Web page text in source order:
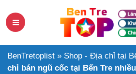
BenTretoplist » Shop - Địa chỉ tại
chỉ bán ngũ cốc tại Bến Tre